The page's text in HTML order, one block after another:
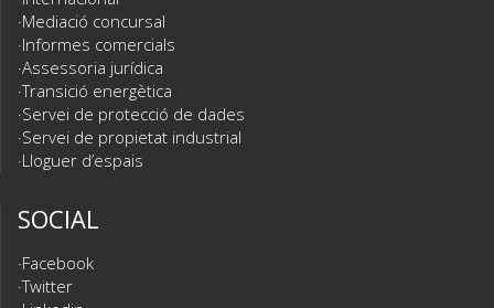
Mediació concursal
Informes comercials
Assessoria jurídica
Transició energètica
Servei de protecció de dades
Servei de propietat industrial
Lloguer d’espais
SOCIAL
Facebook
Twitter